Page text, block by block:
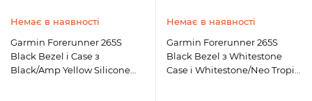
Немає в наявності
Garmin Forerunner 265S
Black Bezel і Case з
Black/Amp Yellow Silicone
Немає в наявності
Garmin Forerunner 265S
Black Bezel з Whitestone
Case і Whitestone/Neo Tropic